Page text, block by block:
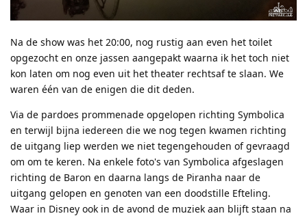
Na de show was het 20:00, nog rustig aan even het toilet
opgezocht en onze jassen aangepakt waarna ik het toch niet
kon laten om nog even uit het theater rechtsaf te slaan. We
waren één van de enigen die dit deden.
Via de pardoes prommenade opgelopen richting Symbolica
en terwijl bijna iedereen die we nog tegen kwamen richting
de uitgang liep werden we niet tegengehouden of gevraagd
om om te keren. Na enkele foto's van Symbolica afgeslagen
richting de Baron en daarna langs de Piranha naar de
uitgang gelopen en genoten van een doodstille Efteling.
Waar in Disney ook in de avond de muziek aan blijft staan na